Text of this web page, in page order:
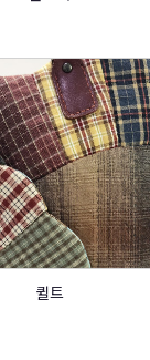
퀼트